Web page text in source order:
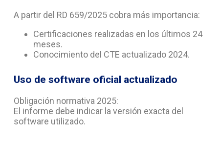
A partir del RD 659/2025 cobra más importancia:
Certificaciones realizadas en los últimos 24
meses.
Conocimiento del CTE actualizado 2024.
Uso de software oficial actualizado
Obligación normativa 2025:
El informe debe indicar la versión exacta del
software utilizado.